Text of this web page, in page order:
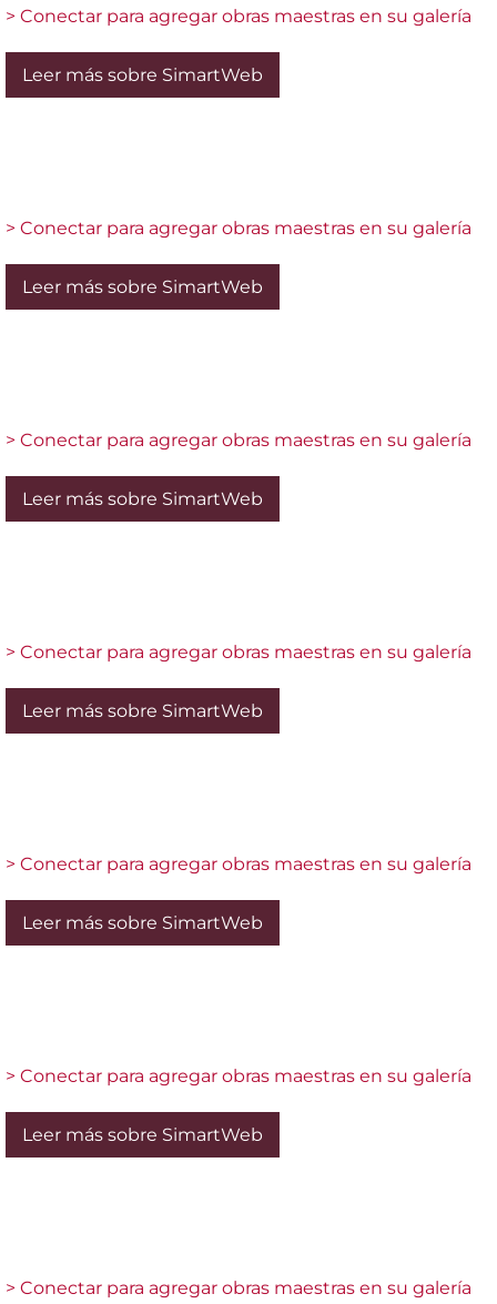
> Conectar para agregar obras maestras en su galería
Leer más sobre SimartWeb
> Conectar para agregar obras maestras en su galería
Leer más sobre SimartWeb
> Conectar para agregar obras maestras en su galería
Leer más sobre SimartWeb
> Conectar para agregar obras maestras en su galería
Leer más sobre SimartWeb
> Conectar para agregar obras maestras en su galería
Leer más sobre SimartWeb
> Conectar para agregar obras maestras en su galería
Leer más sobre SimartWeb
> Conectar para agregar obras maestras en su galería